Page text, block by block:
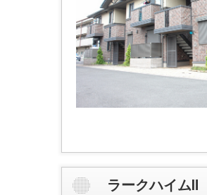
ラークハイムⅡ